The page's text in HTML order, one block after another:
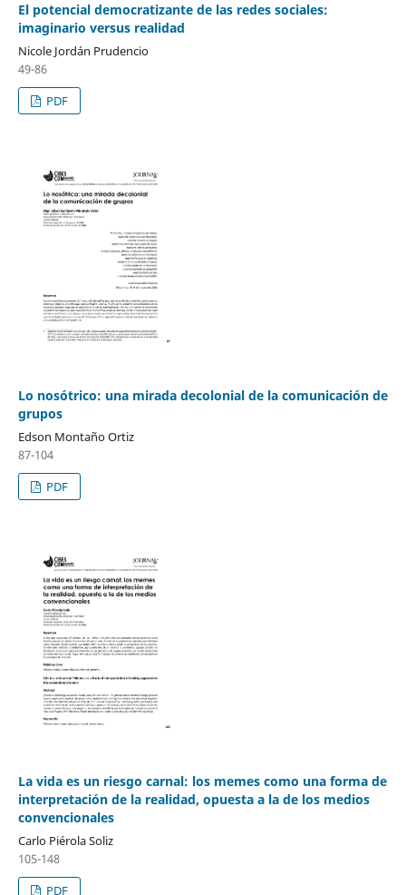
El potencial democratizante de las redes sociales:
imaginario versus realidad
Nicole Jordán Prudencio
49-86
PDF
Lo nosótrico: una mirada decolonial de la comunicación de
grupos
Edson Montaño Ortiz
87-104
PDF
La vida es un riesgo carnal: los memes como una forma de
interpretación de la realidad, opuesta a la de los medios
convencionales
Carlo Piérola Soliz
105-148
PDF